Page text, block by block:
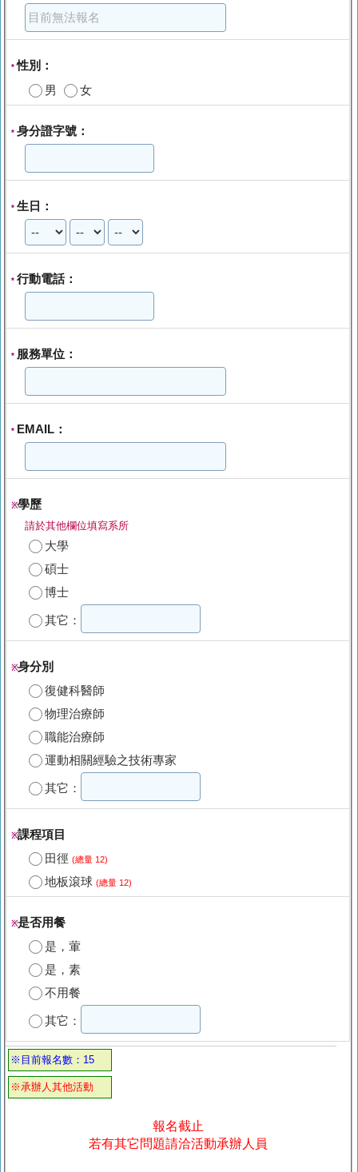
*性別：
男
女
* 身分證字號：
* 生日：
* 行動電話：
* 服務單位：
* EMAIL：
※學歷
請於其他欄位填寫系所
大學
碩士
博士
其它：
※身分別
復健科醫師
物理治療師
職能治療師
運動相關經驗之技術專家
其它：
※課程項目
田徑 (總量 12)
地板滾球 (總量 12)
※是否用餐
是，葷
是，素
不用餐
其它：
※目前報名數：15
※承辦人其他活動
報名截止
若有其它問題請洽活動承辦人員